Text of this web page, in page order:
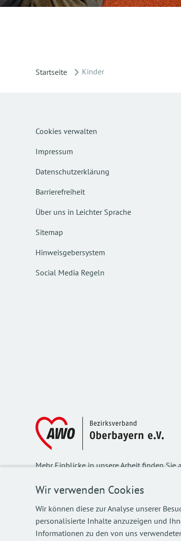
Wir verwenden Cookies
Wir können diese zur Analyse unserer
personalisierte Inhalte anzuzeigen und
Informationen zu den von uns
Startseite Kinder
Cookies verwalten
Impressum
Datenschutzerklärung
Barrierefreiheit
Über uns in Leichter Sprache
Sitemap
Hinweisgebersystem
Social Media Regeln
Mehr Einblicke in unsere Arbeit finden Sie
©2026AWO Bezirksverband Oberbayern e.V.